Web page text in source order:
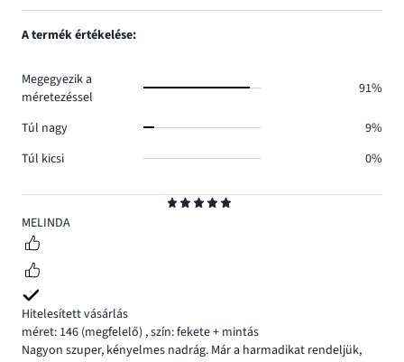
5
MELINDA
Hitelesített vásárlás
méret: 146 (megfelelő) ,szín: fekete + mintás
Nagyon szuper, kényelmes nadrág. Már a harmadikat rendeljük,
1,
A termék értékelése:
Megegyezik a
méretezéssel
91%
Túl nagy
9%
Túl kicsi
0%